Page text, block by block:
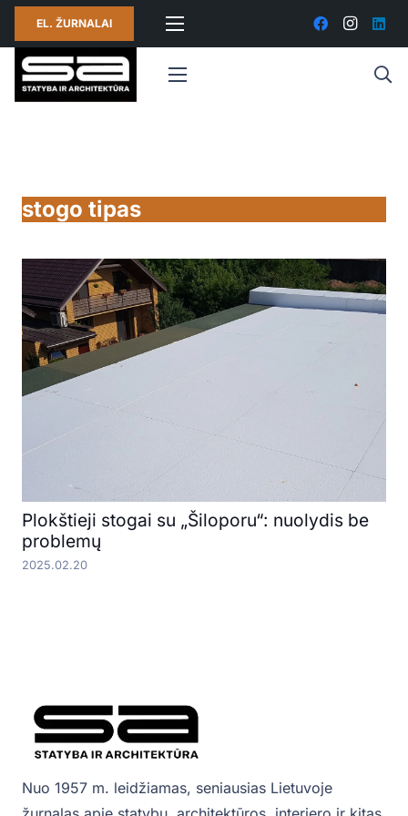
EL. ŽURNALAI
stogo tipas
Plokštieji stogai su „Šiloporu“: nuolydis be
problemų
2025.02.20
Nuo 1957 m. leidžiamas, seniausias Lietuvoje